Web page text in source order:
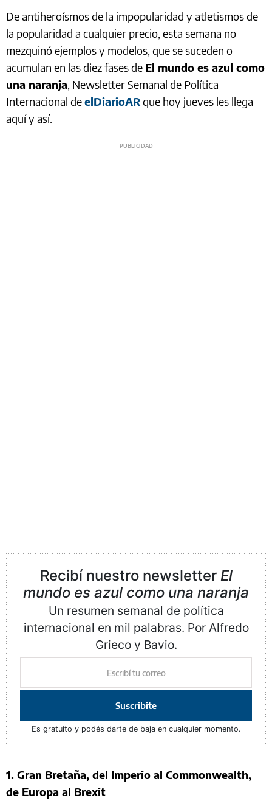
De antiheroísmos de la impopularidad y atletismos de
la popularidad a cualquier precio, esta semana no
mezquinó ejemplos y modelos, que se suceden o
acumulan en las diez fases de El mundo es azul como
una naranja, Newsletter Semanal de Política
Internacional deelDiarioARque hoy jueves les llega
aquí y así.
Recibí nuestro newsletter El
mundo es azul como una naranja
Un resumen semanal de política
internacional en mil palabras. Por Alfredo
Grieco y Bavio.
Suscribite
Es gratuito y podés darte de baja en cualquier momento.
1. Gran Bretaña, del Imperio al Commonwealth,
de Europa al Brexit